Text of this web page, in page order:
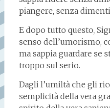
piangere, senza
E dopo tutto questo,
senso dell’umorismo,
ma sappia guardare se
troppo sul serio.
Dagli l’umiltà che gli
semplicità della vera